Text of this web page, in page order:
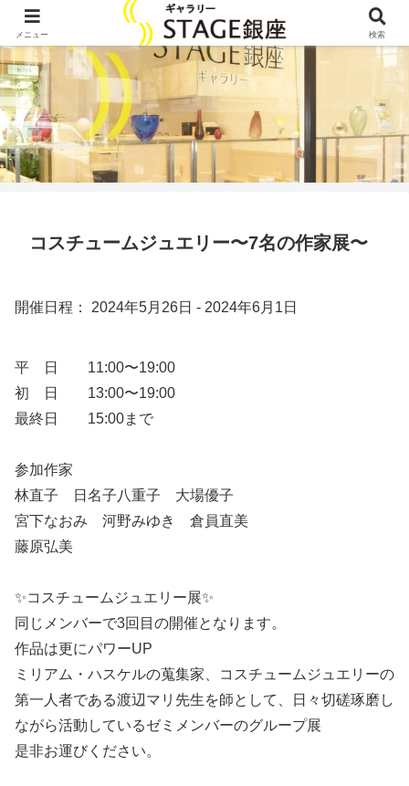
コスチュームジュエリー〜7名の作家展〜
開催日程： 2024年5月26日 - 2024年6月1日
平 日 11:00〜19:00
初 日 13:00〜19:00
最終日 15:00まで
参加作家
林直子 日名子八重子 大場優子
宮下なおみ 河野みゆき 倉員直美
藤原弘美
✨コスチュームジュエリー展✨
同じメンバーで3回目の開催となります。
作品は更にパワーUP
ミリアム・ハスケルの蒐集家、コスチュームジュエリーの
第一人者である渡辺マリ先生を師として、日々切磋琢磨し
ながら活動しているゼミメンバーのグループ展
是非お運びください。
メニュー 検索